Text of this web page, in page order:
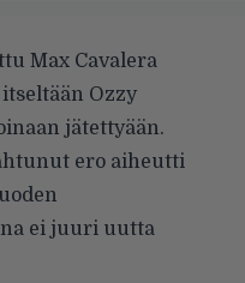
Max Cavalera
Ozzy
jätettyään.
ero aiheutti
ei juuri uutta